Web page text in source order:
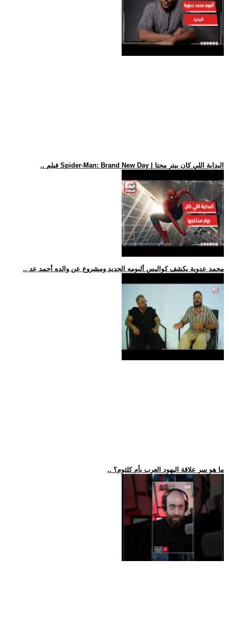
.. فيلم Spider-Man: Brand New Day | البداية اللي كان بيتر محتا
.. محمد عدوية يكشف كواليس ألبومه الجديد ومشروع عن والده أحمد عد
.. ما هو سر علاقة اليهود العرب بأم كلثوم؟